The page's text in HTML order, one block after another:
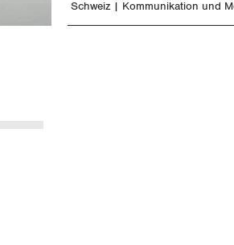
Schweiz Kommunikation und